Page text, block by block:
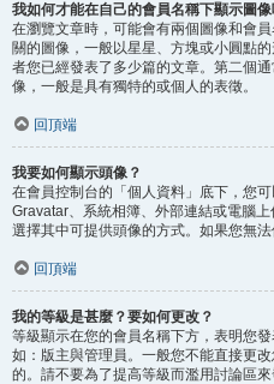
我如何才能在自己的會員名稱下顯示圖像
在瀏覽文章時，可能會有兩個圖像和會
關的圖像，一般以星星、方塊或小圓點
者您已經發表了多少篇的文章。第二個
像，一般是具有獨特的或個人的表徵。
回頂端
我要如何顯示頭像？
在會員控制台的「個人資料」底下，您
Gravatar、系統相簿、外部連結或電腦
選擇其中可提供頭像的方式。如果您無
回頂端
我的等級是甚麼？要如何更改？
等級顯示在您的會員名稱下方，表明您
如：版主與管理員。一般您不能直接更
的。請不要為了提高等級而濫用討論區